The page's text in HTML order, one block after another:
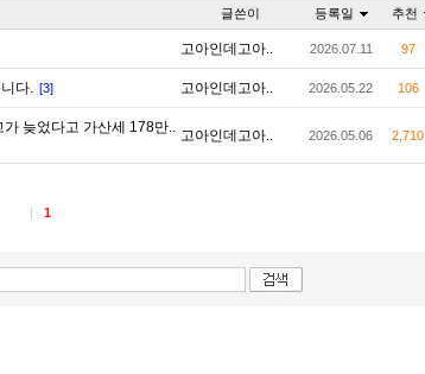
글쓴이 등록일 추천
고아인데고아.. 2026.07.11 97
다. [3] 고아인데고아.. 2026.05.22 106
늦었다고 가산세 178만.. 고아인데고아.. 2026.05.06 2,710
1